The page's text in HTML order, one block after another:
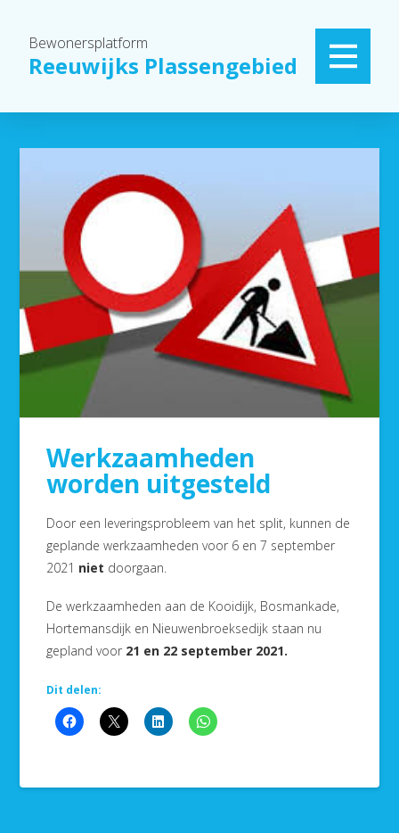
Bewonersplatform
Reeuwijks Plassengebied
Werkzaamheden
worden uitgesteld
Door een leveringsprobleem van het split, kunnen de
geplande werkzaamheden voor 6 en 7 september
2021 niet doorgaan.
De werkzaamheden aan de Kooidijk, Bosmankade,
Hortemansdijk en Nieuwenbroeksedijk staan nu
gepland voor 21 en 22 september 2021.
Dit delen: